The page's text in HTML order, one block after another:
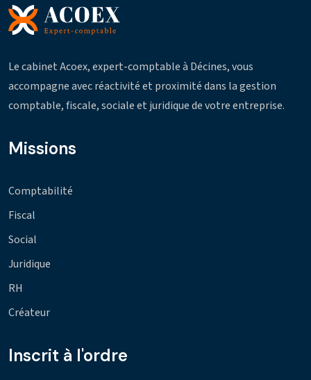
Le cabinet Acoex, expert-comptable à Décines, vous
accompagne avec réactivité et proximité dans la gestion
comptable, fiscale, sociale et juridique de votre entreprise.
Missions
Comptabilité
Fiscal
Social
Juridique
RH
Créateur
Inscrit à l'ordre